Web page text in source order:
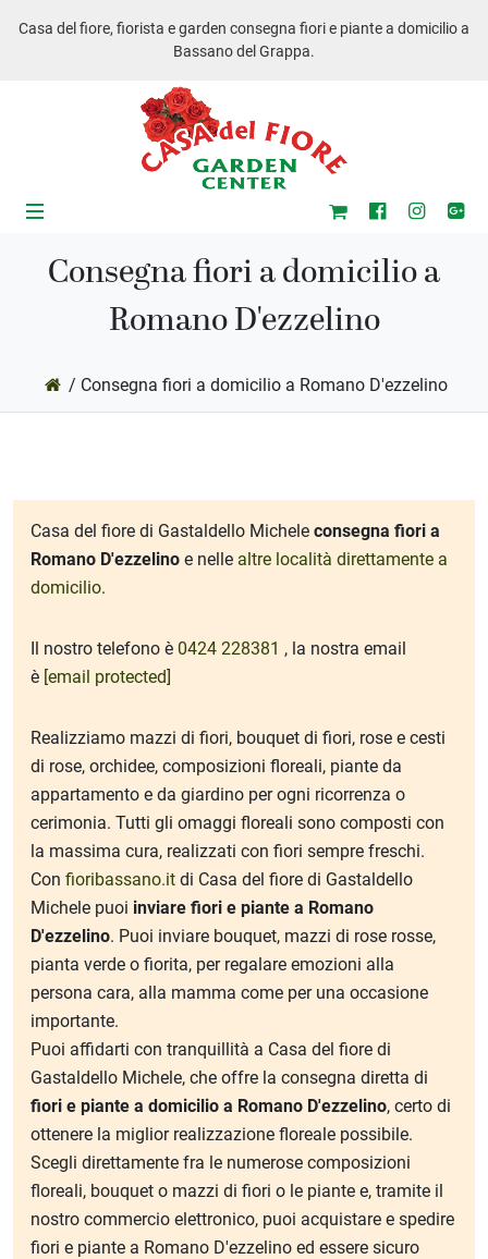
Casa del fiore, fiorista e garden consegna fiori e piante a domicilio a
Bassano del Grappa.
Menu
Consegna fiori a domicilio a
Romano D'ezzelino
/ Consegna fiori a domicilio a Romano D'ezzelino
Casa del fiore di Gastaldello Michele consegna fiori a
Romano D'ezzelino e nelle altre località direttamente a
domicilio.
Il nostro telefono è 0424 228381 , la nostra email
è [email protected]
Realizziamo mazzi di fiori, bouquet di fiori, rose e cesti
di rose, orchidee, composizioni floreali, piante da
appartamento e da giardino per ogni ricorrenza o
cerimonia. Tutti gli omaggi floreali sono composti con
la massima cura, realizzati con fiori sempre freschi.
Con fioribassano.it di Casa del fiore di Gastaldello
Michele puoi inviare fiori e piante a Romano
D'ezzelino. Puoi inviare bouquet, mazzi di rose rosse,
pianta verde o fiorita, per regalare emozioni alla
persona cara, alla mamma come per una occasione
importante.
Puoi affidarti con tranquillità a Casa del fiore di
Gastaldello Michele, che offre la consegna diretta di
fiori e piante a domicilio a Romano D'ezzelino, certo di
ottenere la miglior realizzazione floreale possibile.
Scegli direttamente fra le numerose composizioni
floreali, bouquet o mazzi di fiori o le piante e, tramite il
nostro commercio elettronico, puoi acquistare e spedire
fiori e piante a Romano D'ezzelino ed essere sicuro